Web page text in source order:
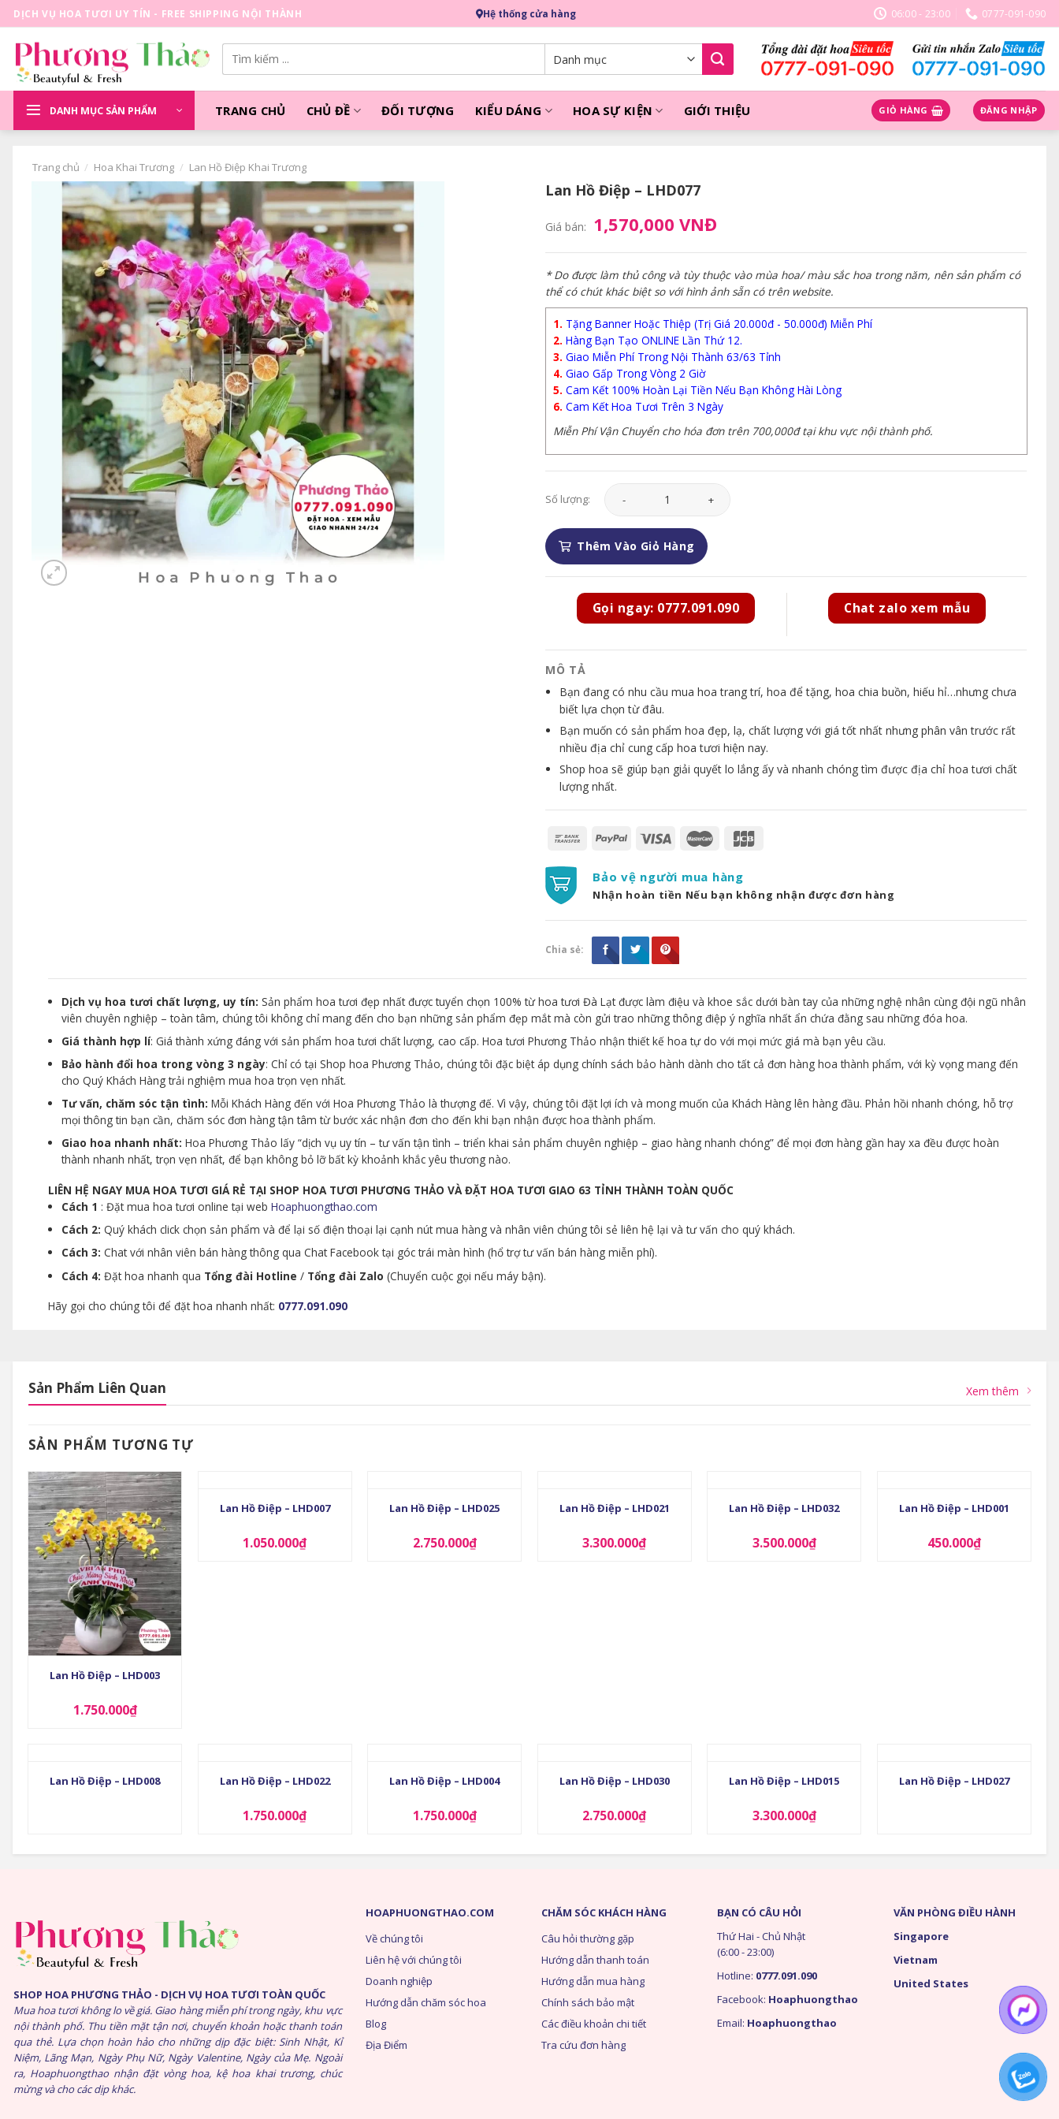
Skip
to
content
DỊCH VỤ HOA TƯƠI UY TÍN - FREE SHIPPING NỘI THÀNH Hệ thống cửa hàng 06:00 - 23:00 0777-091-090
kiếm:
DANH MỤC SẢN PHẨM TRANG CHỦ CHỦ ĐỀ ĐỐI TƯỢNG KIỂU DÁNG HOA SỰ KIỆN GIỚI THIỆU GIỎ HÀNG ĐĂNG NHẬP
Trang chủ / Hoa Khai Trương / Lan Hồ Điệp Khai Trương
Lan Hồ Điệp – LHD077
Giá bán: 1,570,000 VNĐ
* Do được làm thủ công và tùy thuộc vào mùa hoa/ màu sắc hoa trong năm, nên sản phẩm có
thể có chút khác biệt so với hình ảnh sẵn có trên website.
1. Tặng Banner Hoặc Thiệp (Trị Giá 20.000đ - 50.000đ) Miễn Phí
2. Hàng Bạn Tạo ONLINE Lần Thứ 12.
3. Giao Miễn Phí Trong Nội Thành 63/63 Tỉnh
4. Giao Gấp Trong Vòng 2 Giờ
5. Cam Kết 100% Hoàn Lại Tiền Nếu Bạn Không Hài Lòng
6. Cam Kết Hoa Tươi Trên 3 Ngày
Miễn Phí Vận Chuyển cho hóa đơn trên 700,000đ tại khu vực nội thành phố.
Số lượng:
Lan Hồ Điệp - LHD077 số lượng
Thêm Vào Giỏ Hàng
Gọi ngay: 0777.091.090 Chat zalo xem mẫu
MÔ TẢ
Bạn đang có nhu cầu mua hoa trang trí, hoa để tặng, hoa chia buồn, hiếu hỉ…nhưng chưa
biết lựa chọn từ đâu.
Bạn muốn có sản phẩm hoa đẹp, lạ, chất lượng với giá tốt nhất nhưng phân vân trước rất
nhiều địa chỉ cung cấp hoa tươi hiện nay.
Shop hoa sẽ giúp bạn giải quyết lo lắng ấy và nhanh chóng tìm được địa chỉ hoa tươi chất
lượng nhất.
Bảo vệ người mua hàng
Nhận hoàn tiền Nếu bạn không nhận được đơn hàng
Chia sẻ:
Dịch vụ hoa tươi chất lượng, uy tín: Sản phẩm hoa tươi đẹp nhất được tuyển chọn 100% từ hoa tươi Đà Lạt được làm điệu và khoe sắc dưới bàn tay của những nghệ nhân cùng đội ngũ nhân
viên chuyên nghiệp – toàn tâm, chúng tôi không chỉ mang đến cho bạn những sản phẩm đẹp mắt mà còn gửi trao những thông điệp ý nghĩa nhất ẩn chứa đằng sau những đóa hoa.
Giá thành hợp lí: Giá thành xứng đáng với sản phẩm hoa tươi chất lượng, cao cấp. Hoa tươi Phương Thảo nhận thiết kế hoa tự do với mọi mức giá mà bạn yêu cầu.
Bảo hành đổi hoa trong vòng 3 ngày: Chỉ có tại Shop hoa Phương Thảo, chúng tôi đặc biệt áp dụng chính sách bảo hành dành cho tất cả đơn hàng hoa thành phẩm, với kỳ vọng mang đến
cho Quý Khách Hàng trải nghiệm mua hoa trọn vẹn nhất.
Tư vấn, chăm sóc tận tình: Mỗi Khách Hàng đến với Hoa Phương Thảo là thượng đế. Vì vậy, chúng tôi đặt lợi ích và mong muốn của Khách Hàng lên hàng đầu. Phản hồi nhanh chóng, hỗ trợ
mọi thông tin bạn cần, chăm sóc đơn hàng tận tâm từ bước xác nhận đơn cho đến khi bạn nhận được hoa thành phẩm.
Giao hoa nhanh nhất: Hoa Phương Thảo lấy “dịch vụ uy tín – tư vấn tận tình – triển khai sản phẩm chuyên nghiệp – giao hàng nhanh chóng” để mọi đơn hàng gần hay xa đều được hoàn
thành nhanh nhất, trọn vẹn nhất, để bạn không bỏ lỡ bất kỳ khoảnh khắc yêu thương nào.
LIÊN HỆ NGAY MUA HOA TƯƠI GIÁ RẺ TẠI SHOP HOA TƯƠI PHƯƠNG THẢO VÀ ĐẶT HOA TƯƠI GIAO 63 TỈNH THÀNH TOÀN QUỐC
Cách 1 : Đặt mua hoa tươi online tại webHoaphuongthao.com
Cách 2: Quý khách click chọn sản phẩm và để lại số điện thoại lại cạnh nút mua hàng và nhân viên chúng tôi sẻ liên hệ lại và tư vấn cho quý khách.
Cách 3: Chat với nhân viên bán hàng thông qua Chat Facebook tại góc trái màn hình (hổ trợ tư vấn bán hàng miễn phí).
Cách 4: Đặt hoa nhanh qua Tổng đài Hotline / Tổng đài Zalo (Chuyển cuộc gọi nếu máy bận).
Hãy gọi cho chúng tôi để đặt hoa nhanh nhất: 0777.091.090
Sản Phẩm Liên Quan Xem thêm
SẢN PHẨM TƯƠNG TỰ
+
Lan Hồ Điệp – LHD003
1.750.000₫
Lan Hồ Điệp – LHD007
1.050.000₫
Lan Hồ Điệp – LHD025
2.750.000₫
Lan Hồ Điệp – LHD021
3.300.000₫
Lan Hồ Điệp – LHD032
3.500.000₫
Lan Hồ Điệp – LHD001
450.000₫
Lan Hồ Điệp – LHD008 Lan Hồ Điệp – LHD022
1.750.000₫
Lan Hồ Điệp – LHD004
1.750.000₫
Lan Hồ Điệp – LHD030
2.750.000₫
Lan Hồ Điệp – LHD015
3.300.000₫
Lan Hồ Điệp – LHD027
SHOP HOA PHƯƠNG THẢO - DỊCH VỤ HOA TƯƠI TOÀN QUỐC
Mua hoa tươi không lo về giá. Giao hàng miễn phí trong ngày, khu vực
nội thành phố. Thu tiền mặt tận nơi, chuyển khoản hoặc thanh toán
qua thẻ. Lựa chọn hoàn hảo cho những dịp đặc biệt: Sinh Nhật, Kỉ
Niệm, Lãng Mạn, Ngày Phụ Nữ, Ngày Valentine, Ngày của Mẹ. Ngoài
ra, Hoaphuongthao nhận đặt vòng hoa, kệ hoa khai trương, chúc
mừng và cho các dịp khác.
HOAPHUONGTHAO.COM
Về chúng tôi
Liên hệ với chúng tôi
Doanh nghiệp
Hướng dẫn chăm sóc hoa
Blog
Địa Điểm
CHĂM SÓC KHÁCH HÀNG
Câu hỏi thường gặp
Hướng dẫn thanh toán
Hướng dẫn mua hàng
Chính sách bảo mật
Các điều khoản chi tiết
Tra cứu đơn hàng
BẠN CÓ CÂU HỎI
Thứ Hai - Chủ Nhật
(6:00 - 23:00)
Hotline: 0777.091.090
Facebook: Hoaphuongthao
Email: Hoaphuongthao
VĂN PHÒNG ĐIỀU HÀNH
Singapore
Vietnam
United States